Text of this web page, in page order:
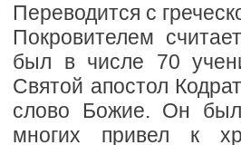
Переводится с
Покровителем
был в числе 70
Святой апостол
слово Божие. Он
многих привел к